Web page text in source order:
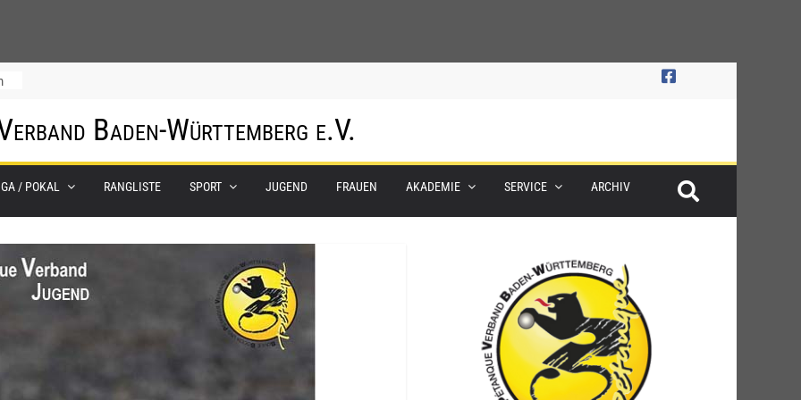
Baden-Württemberg e.V.
/ POKAL RANGLISTE SPORT JUGEND FRAUEN AKADEMIE SERVICE ARCHIV